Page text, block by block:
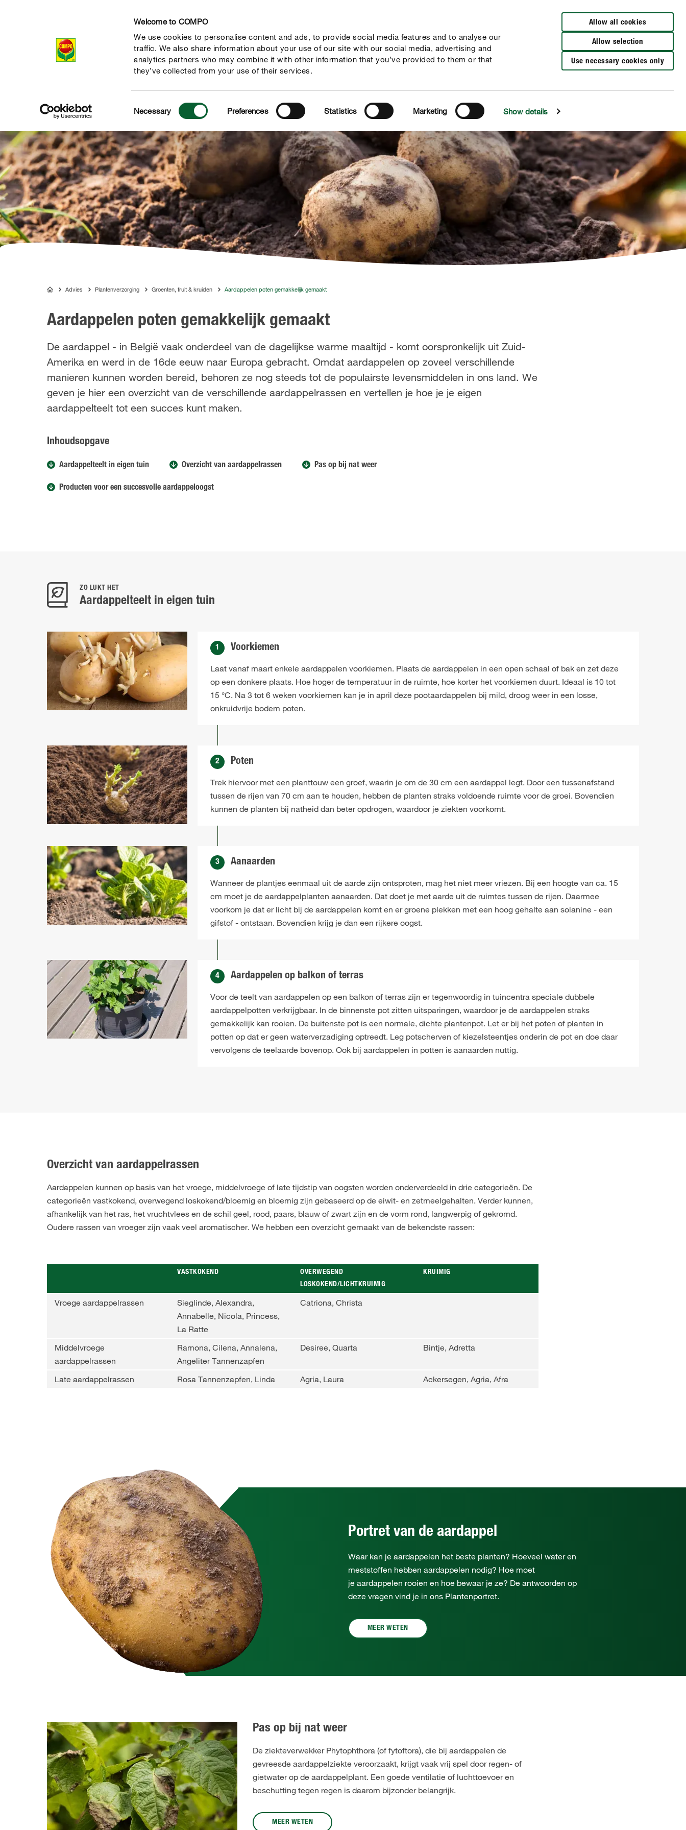
Welcome to COMPO
We use cookies to personalise content and ads, to provide social media features and to analyse our
traffic. We also share information about your use of our site with our social media, advertising and
analytics partners who may combine it with other information that you’ve provided to them or that
they’ve collected from your use of their services.
Selection
Necessary Preferences Statistics Marketing Show details
Allow all cookies
Allow selection
Use necessary cookies only
Verkooppunten
Producten Advies Thema's
natuur
Tot je dienst Onderneming
COMPOAdvies Plantenverzorging Groenten, fruit & kruiden Aardappelen poten gemakkelijk gemaakt
Aardappelen poten gemakkelijk gemaakt
De aardappel - in België vaak onderdeel van de dagelijkse warme maaltijd - komt oorspronkelijk uit Zuid-
Amerika en werd in de 16de eeuw naar Europa gebracht. Omdat aardappelen op zoveel verschillende
manieren kunnen worden bereid, behoren ze nog steeds tot de populairste levensmiddelen in ons land. We
geven je hier een overzicht van de verschillende aardappelrassen en vertellen je hoe je je eigen
aardappelteelt tot een succes kunt maken.
Inhoudsopgave
Aardappelteelt in eigen tuin Overzicht van aardappelrassen Pas op bij nat weer
Producten voor een succesvolle aardappeloogst
ZO LUKT HET
Aardappelteelt in eigen tuin
1
Voorkiemen
Laat vanaf maart enkele aardappelen voorkiemen. Plaats de aardappelen in een open schaal of bak en zet deze
op een donkere plaats. Hoe hoger de temperatuur in de ruimte, hoe korter het voorkiemen duurt. Ideaal is 10 tot
15 °C. Na 3 tot 6 weken voorkiemen kan je in april deze pootaardappelen bij mild, droog weer in een losse,
onkruidvrije bodem poten.
2
Poten
Trek hiervoor met een planttouw een groef, waarin je om de 30 cm een aardappel legt. Door een tussenafstand
tussen de rijen van 70 cm aan te houden, hebben de planten straks voldoende ruimte voor de groei. Bovendien
kunnen de planten bij natheid dan beter opdrogen, waardoor je ziekten voorkomt.
3
Aanaarden
Wanneer de plantjes eenmaal uit de aarde zijn ontsproten, mag het niet meer vriezen. Bij een hoogte van ca. 15
cm moet je de aardappelplanten aanaarden. Dat doet je met aarde uit de ruimtes tussen de rijen. Daarmee
voorkom je dat er licht bij de aardappelen komt en er groene plekken met een hoog gehalte aan solanine - een
gifstof - ontstaan. Bovendien krijg je dan een rijkere oogst.
4
Aardappelen op balkon of terras
Voor de teelt van aardappelen op een balkon of terras zijn er tegenwoordig in tuincentra speciale dubbele
aardappelpotten verkrijgbaar. In de binnenste pot zitten uitsparingen, waardoor je de aardappelen straks
gemakkelijk kan rooien. De buitenste pot is een normale, dichte plantenpot. Let er bij het poten of planten in
potten op dat er geen waterverzadiging optreedt. Leg potscherven of kiezelsteentjes onderin de pot en doe daar
vervolgens de teelaarde bovenop. Ook bij aardappelen in potten is aanaarden nuttig.
Overzicht van aardappelrassen
Aardappelen kunnen op basis van het vroege, middelvroege of late tijdstip van oogsten worden onderverdeeld in drie categorieën. De
categorieën vastkokend, overwegend loskokend/bloemig en bloemig zijn gebaseerd op de eiwit- en zetmeelgehalten. Verder kunnen,
afhankelijk van het ras, het vruchtvlees en de schil geel, rood, paars, blauw of zwart zijn en de vorm rond, langwerpig of gekromd.
Oudere rassen van vroeger zijn vaak veel aromatischer. We hebben een overzicht gemaakt van de bekendste rassen:
VASTKOKEND
OVERWEGEND
LOSKOKEND/LICHTKRUIMIG
KRUIMIG
Vroege aardappelrassen
Sieglinde, Alexandra,
Annabelle, Nicola, Princess,
La Ratte
Catriona, Christa
Middelvroege
aardappelrassen
Ramona, Cilena, Annalena,
Angeliter Tannenzapfen
Desiree, Quarta Bintje, Adretta
Late aardappelrassen Rosa Tannenzapfen, Linda Agria, Laura Ackersegen, Agria, Afra
Portret van de aardappel
Waar kan je aardappelen het beste planten? Hoeveel water en
meststoffen hebben aardappelen nodig? Hoe moet
je aardappelen rooien en hoe bewaar je ze? De antwoorden op
deze vragen vind je in ons Plantenportret.
MEER WETEN
Pas op bij nat weer
De ziekteverwekker Phytophthora (of fytoftora), die bij aardappelen de
gevreesde aardappelziekte veroorzaakt, krijgt vaak vrij spel door regen- of
gietwater op de aardappelplant. Een goede ventilatie of luchttoevoer en
beschutting tegen regen is daarom bijzonder belangrijk.
MEER WETEN